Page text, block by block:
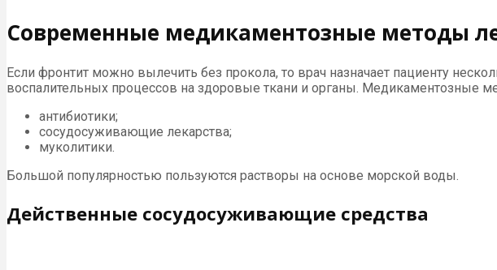
Современные медикаментозные методы
Если фронтит можно вылечить без прокола, то врач назначает пациенту
воспалительных процессов на здоровые ткани и органы. Медикаментозные
антибиотики;
сосудосуживающие лекарства;
муколитики.
Большой популярностью пользуются растворы на основе морской воды.
Действенные сосудосуживающие средства